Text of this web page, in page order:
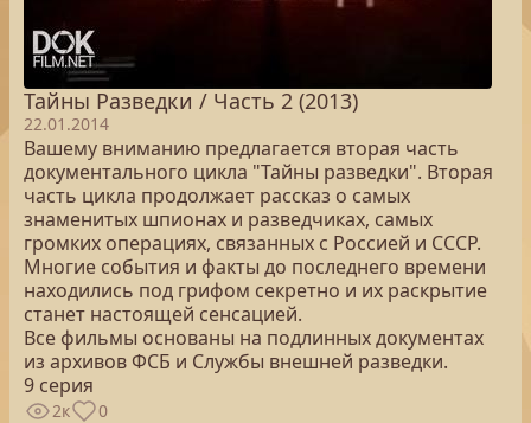
Тайны Разведки / Часть 2 (2013)
22.01.2014
Вашему вниманию предлагается вторая часть
документального цикла "Тайны разведки". Вторая
часть цикла продолжает рассказ о самых
знаменитых шпионах и разведчиках, самых
громких операциях, связанных с Россией и СССР.
Многие события и факты до последнего времени
находились под грифом секретно и их раскрытие
станет настоящей сенсацией.
Все фильмы основаны на подлинных документах
из архивов ФСБ и Службы внешней разведки.
9 серия
2к 0